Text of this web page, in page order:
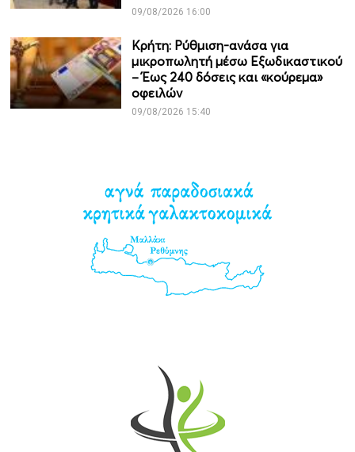
09/08/2026 16:00
Κρήτη: Ρύθμιση-ανάσα για
μικροπωλητή μέσω Εξωδικαστικού
– Έως 240 δόσεις και «κούρεμα»
οφειλών
09/08/2026 15:40